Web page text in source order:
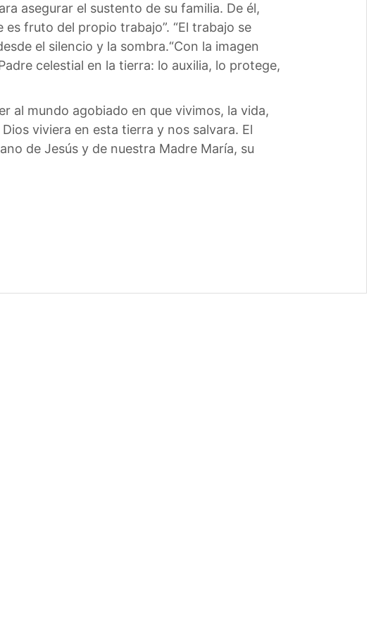
asegurar el sustento de su familia. De él,
fruto del propio trabajo”. “El trabajo se
el silencio y la sombra.“Con la imagen
celestial en la tierra: lo auxilia, lo protege,
al mundo agobiado en que vivimos, la vida,
viviera en esta tierra y nos salvara. El
de Jesús y de nuestra Madre María, su